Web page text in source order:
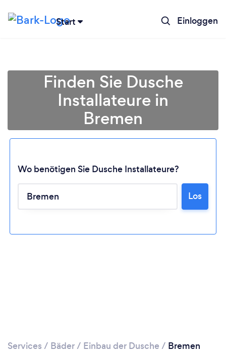
Start Einloggen
Lädt ...
Finden Sie Dusche
Installateure in
Bremen
Wo benötigen Sie Dusche Installateure?
Los
Services / Bäder/ Einbau der Dusche / Bremen